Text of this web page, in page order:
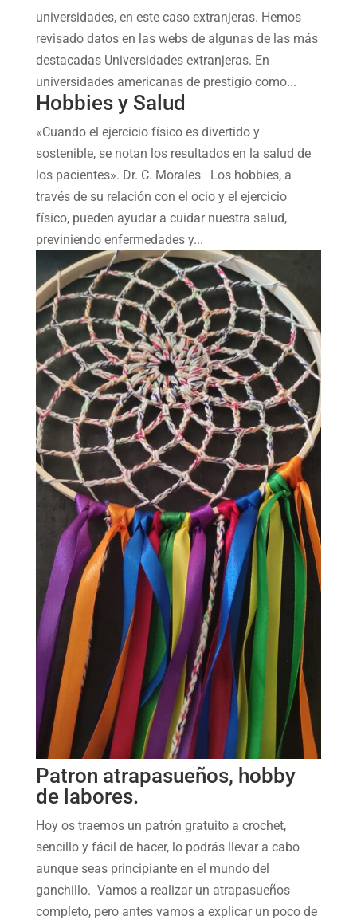
universidades, en este caso extranjeras. Hemos
revisado datos en las webs de algunas de las más
destacadas Universidades extranjeras. En
universidades americanas de prestigio como...
Hobbies y Salud
«Cuando el ejercicio físico es divertido y
sostenible, se notan los resultados en la salud de
los pacientes». Dr. C. Morales Los hobbies, a
través de su relación con el ocio y el ejercicio
físico, pueden ayudar a cuidar nuestra salud,
previniendo enfermedades y...
Patron atrapasueños, hobby
de labores.
Hoy os traemos un patrón gratuito a crochet,
sencillo y fácil de hacer, lo podrás llevar a cabo
aunque seas principiante en el mundo del
ganchillo. Vamos a realizar un atrapasueños
completo, pero antes vamos a explicar un poco de